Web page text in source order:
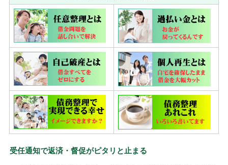
受任通知で返済・督促がピタリと止まる